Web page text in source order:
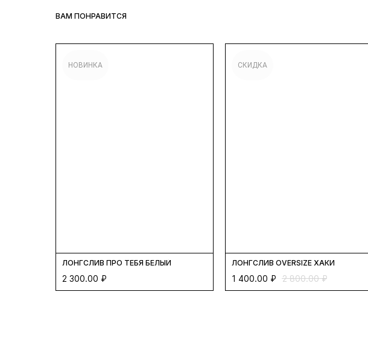
ВАМ ПОНРАВИТСЯ
НОВИНКА
ЛОНГСЛИВ ПРО ТЕБЯ БЕЛЫЙ
2 300.00 ₽
СКИДКА
ЛОНГСЛИВ OVERSIZE ХАКИ
1 400.00 ₽ 2 800.00 ₽